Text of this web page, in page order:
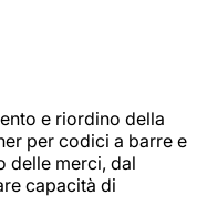
e riordino della
per codici a barre e
delle merci, dal
capacità di